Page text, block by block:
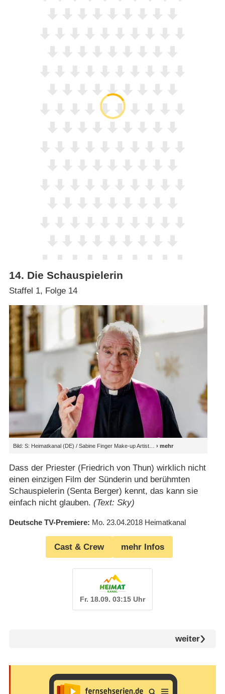
14. Die Schauspielerin
Staffel 1, Folge 14
Bild: S: Heimatkanal (DE) / Sabine Finger Make-up Artist
Dass der Priester (Friedrich von Thun) wirklich nicht
einen einzigen Film der Sünderin und berühmten
Schauspielerin (Senta Berger) kennt, das kann sie
einfach nicht glauben. (Text: Sky)
Deutsche TV-Premiere Mo. 23.04.2018 Heimatkanal
Cast & Crew mehr Infos
Fr. 18.09. 03:15 Uhr
weiter